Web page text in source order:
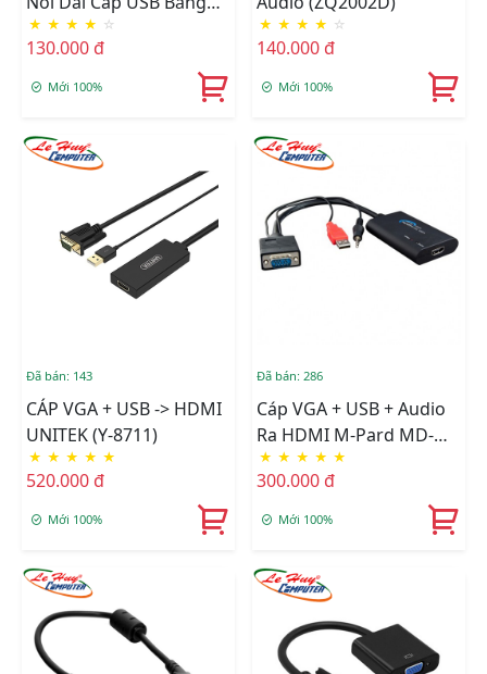
Dây LAN)
★ ★ ★ ★ ☆
130.000 đ
Mới 100%
★ ★ ★ ★ ☆
140.000 đ
Mới 100%
Đã bán: 143
CÁP VGA + USB -> HDMI
UNITEK (Y-8711)
★ ★ ★ ★ ★
520.000 đ
Mới 100%
Đã bán: 286
Cáp VGA + USB + Audio
Ra HDMI M-Pard MD-
008
★ ★ ★ ★ ★
300.000 đ
Mới 100%